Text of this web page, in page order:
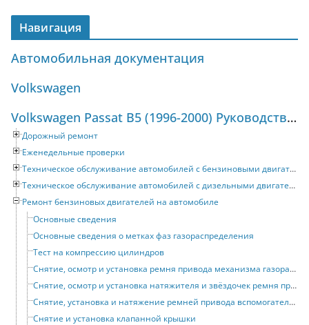
Навигация
Автомобильная документация
Volkswagen
Volkswagen Passat B5 (1996-2000) Руководство по ремонту и техническому обслуживанию
Дорожный ремонт
Еженедельные проверки
Техническое обслуживание автомобилей с бензиновыми двигателями
Техническое обслуживание автомобилей с дизельными двигателями
Ремонт бензиновых двигателей на автомобиле
Основные сведения
Основные сведения о метках фаз газораспределения
Тест на компрессию цилиндров
Снятие, осмотр и установка ремня привода механизма газораспределения
Снятие, осмотр и установка натяжителя и звёздочек ремня привода механизма газораспределения
Снятие, установка и натяжение ремней привода вспомогательных устройств
Снятие и установка клапанной крышки